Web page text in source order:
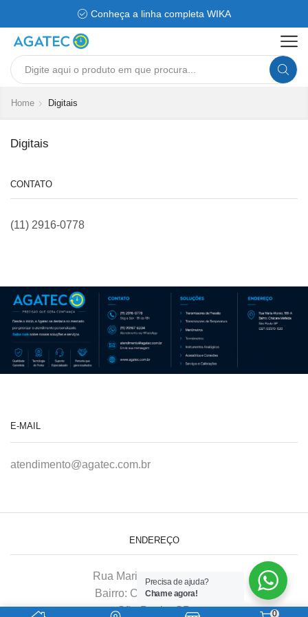
Conheça a linha completa WIKA
Search
Home Digitais
Digitais
CONTATO
(11) 2916-0778
E-MAIL
atendimento@agatec.com.br
ENDEREÇO
Rua Maria Afonso, 166-A
Bairro: Chácara Mafalda
São Paulo–SP
0
Precisa de ajuda?
Chame agora!